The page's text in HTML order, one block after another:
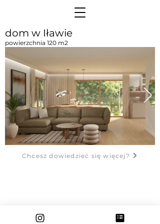
dom w Iławie
powierzchnia 120 m2
Chcesz dowiedzieć się więcej?
polityka prywatności